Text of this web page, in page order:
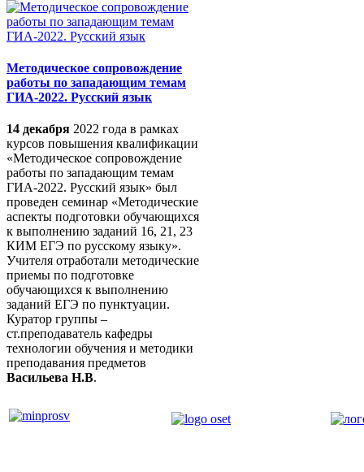
Методическое сопровождение
работы по западающим темам
ГИА-2022. Русский язык
14 декабря 2022 года в рамках
курсов повышения квалификации
«Методическое сопровождение
работы по западающим темам
ГИА-2022. Русский язык» был
проведен семинар «Методические
аспекты подготовки обучающихся
к выполнению заданий 16, 21, 23
КИМ ЕГЭ по русскому языку».
Учителя отработали методические
приемы по подготовке
обучающихся к выполнению
заданий ЕГЭ по пунктуации.
Куратор группы –
ст.преподаватель кафедры
технологии обучения и методики
преподавания предметов
Васильева Н.В.